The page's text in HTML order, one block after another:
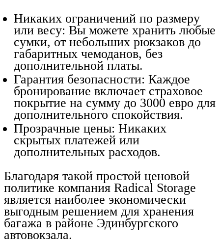
Никаких ограничений по размеру
или весу: Вы можете хранить любые
сумки, от небольших рюкзаков до
габаритных чемоданов, без
дополнительной платы.
Гарантия безопасности: Каждое
бронирование включает страховое
покрытие на сумму до 3000 евро для
дополнительного спокойствия.
Прозрачные цены: Никаких
скрытых платежей или
дополнительных расходов.
Благодаря такой простой ценовой
политике компания Radical Storage
является наиболее экономически
выгодным решением для хранения
багажа в районе Эдинбургского
автовокзала.